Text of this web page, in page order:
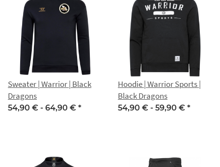
Sweater | Warrior | Black
Dragons
54,90 € - 64,90 € *
Hoodie | Warrior Sports |
Black Dragons
54,90 € - 59,90 € *